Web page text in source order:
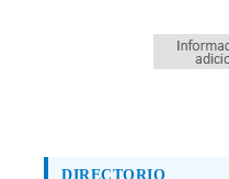
DIRECTORIO